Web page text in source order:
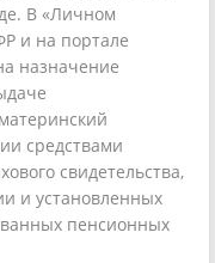
В «Личном
и на портале
назначение
средствами
свидетельства,
и установленных
пенсионных